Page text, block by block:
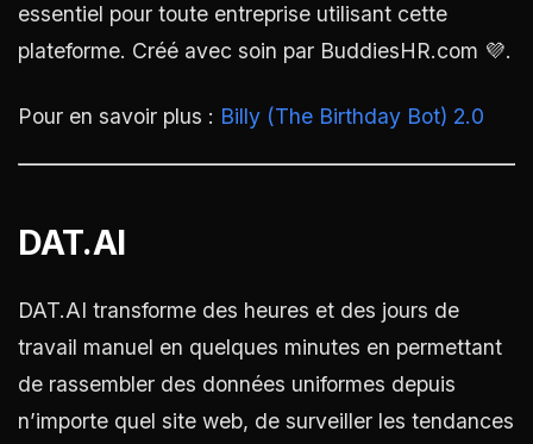
essentiel pour toute entreprise utilisant cette
plateforme. Créé avec soin par BuddiesHR.com 💜.
Pour en savoir plus : Billy (The Birthday Bot) 2.0
DAT.AI
DAT.AI transforme des heures et des jours de
travail manuel en quelques minutes en permettant
de rassembler des données uniformes depuis
n’importe quel site web, de surveiller les tendances